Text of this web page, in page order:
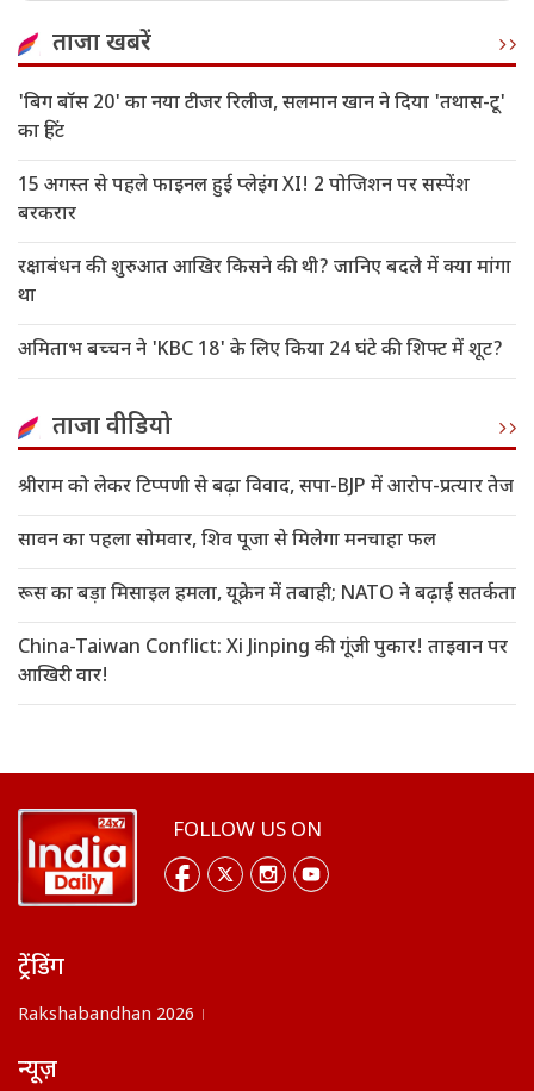
ताजा खबरें
'बिग बॉस 20' का नया टीजर रिलीज, सलमान खान ने दिया 'तथास-टू'
का हिंट
15 अगस्त से पहले फाइनल हुई प्लेइंग XI! 2 पोजिशन पर सस्पेंश
बरकरार
रक्षाबंधन की शुरुआत आखिर किसने की थी? जानिए बदले में क्या मांगा
था
अमिताभ बच्चन ने 'KBC 18' के लिए किया 24 घंटे की शिफ्ट में शूट?
ताजा वीडियो
श्रीराम को लेकर टिप्पणी से बढ़ा विवाद, सपा-BJP में आरोप-प्रत्यार तेज
सावन का पहला सोमवार, शिव पूजा से मिलेगा मनचाहा फल
रूस का बड़ा मिसाइल हमला, यूक्रेन में तबाही; NATO ने बढ़ाई सतर्कता
China-Taiwan Conflict: Xi Jinping की गूंजी पुकार! ताइवान पर
आखिरी वार!
FOLLOW US ON
ट्रेंडिंग
Rakshabandhan 2026
न्यूज़